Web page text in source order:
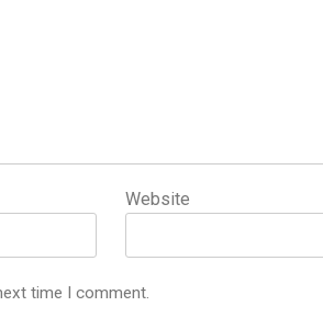
Website
time I comment.